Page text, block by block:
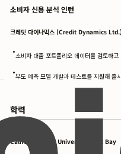
소비자 신용 분석 인턴
크레딧 다이나믹스 (Credit Dynamics Ltd.)
•소비자 대출 포트폴리오 데이터를 검토하
•부도 예측 모델 개발과 테스트를 지원해
학력
California State University, East Bay